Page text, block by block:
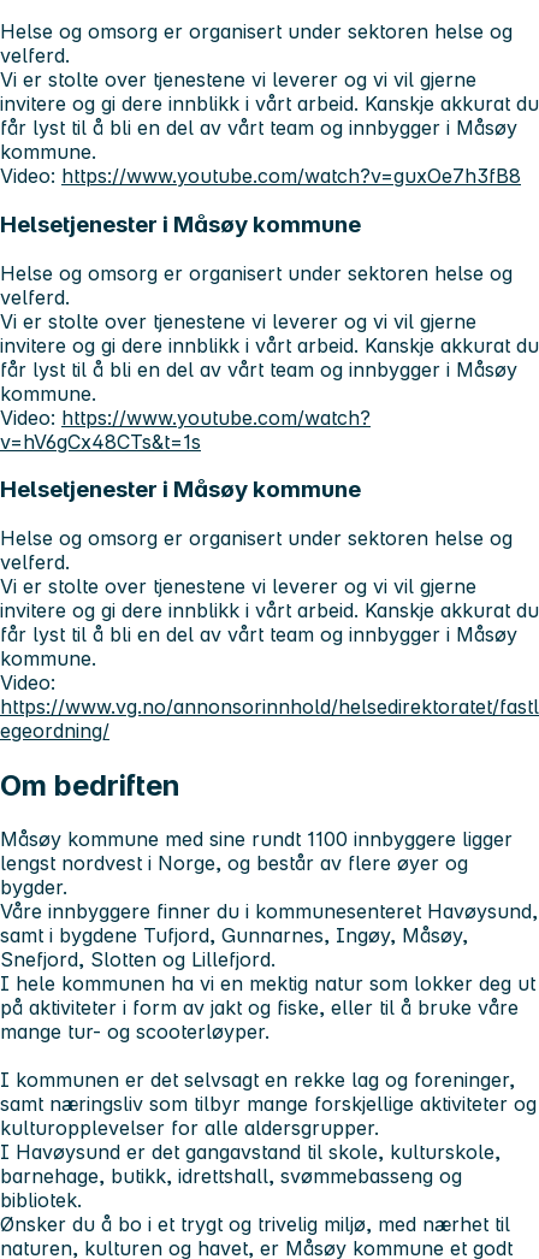
Helse og omsorg er organisert under sektoren helse og
velferd.
Vi er stolte over tjenestene vi leverer og vi vil gjerne
invitere og gi dere innblikk i vårt arbeid. Kanskje akkurat du
får lyst til å bli en del av vårt team og innbygger i Måsøy
kommune.
Video: https://www.youtube.com/watch?v=guxOe7h3fB8
Helsetjenester i Måsøy kommune
Helse og omsorg er organisert under sektoren helse og
velferd.
Vi er stolte over tjenestene vi leverer og vi vil gjerne
invitere og gi dere innblikk i vårt arbeid. Kanskje akkurat du
får lyst til å bli en del av vårt team og innbygger i Måsøy
kommune.
Video: https://www.youtube.com/watch?
v=hV6gCx48CTs&t=1s
Helsetjenester i Måsøy kommune
Helse og omsorg er organisert under sektoren helse og
velferd.
Vi er stolte over tjenestene vi leverer og vi vil gjerne
invitere og gi dere innblikk i vårt arbeid. Kanskje akkurat du
får lyst til å bli en del av vårt team og innbygger i Måsøy
kommune.
Video:
https://www.vg.no/annonsorinnhold/helsedirektoratet/fastl
egeordning/
Om bedriften
Måsøy kommune med sine rundt 1100 innbyggere ligger
lengst nordvest i Norge, og består av flere øyer og
bygder.
Våre innbyggere finner du i kommunesenteret Havøysund,
samt i bygdene Tufjord, Gunnarnes, Ingøy, Måsøy,
Snefjord, Slotten og Lillefjord.
I hele kommunen ha vi en mektig natur som lokker deg ut
på aktiviteter i form av jakt og fiske, eller til å bruke våre
mange tur- og scooterløyper.
I kommunen er det selvsagt en rekke lag og foreninger,
samt næringsliv som tilbyr mange forskjellige aktiviteter og
kulturopplevelser for alle aldersgrupper.
I Havøysund er det gangavstand til skole, kulturskole,
barnehage, butikk, idrettshall, svømmebasseng og
bibliotek.
Ønsker du å bo i et trygt og trivelig miljø, med nærhet til
naturen, kulturen og havet, er Måsøy kommune et godt